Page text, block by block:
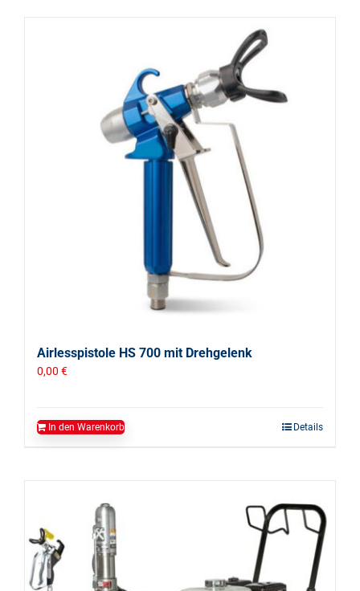
Airlesspistole HS 700 mit Drehgelenk
0,00 €
In den Warenkorb Details